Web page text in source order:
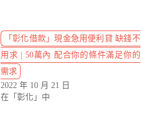
「彰化借款」現金急用便利貸 缺錢不
用求 | 50萬內 配合你的條件滿足你的
需求
2022 年 10 月 21 日
在「彰化」中